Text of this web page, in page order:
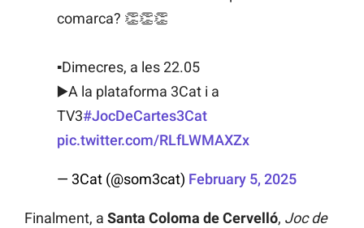
comarca? 👏👏👏
▪Dimecres, a les 22.05
▶️A la plataforma 3Cat i a
TV3#JocDeCartes3Cat
pic.twitter.com/RLfLWMAXZx
— 3Cat (@som3cat) February 5, 2025
Finalment, a Santa Coloma de Cervelló, Joc de